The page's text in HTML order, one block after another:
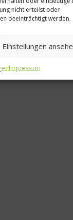
nicht erteilst oder
beeinträchtigt werden.
Einstellungen
Impressum
Rezept:
7. Juni 2016